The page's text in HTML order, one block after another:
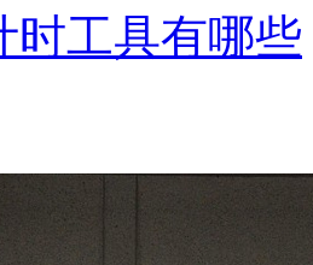
时工具有哪些